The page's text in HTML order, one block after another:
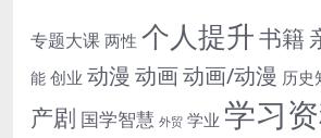
专题大课 两性 个人提升书籍
能 创业 动漫 动画动画/动漫 历史
产剧 国学智慧 外贸 学业 学习